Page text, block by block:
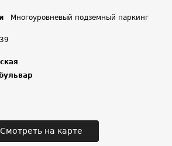
по соседству
это покажется неудобным и можно
однако этот факт учтен
В районе массива располагаются
Многоуровневый подземный паркинг
39
Смотреть на карте